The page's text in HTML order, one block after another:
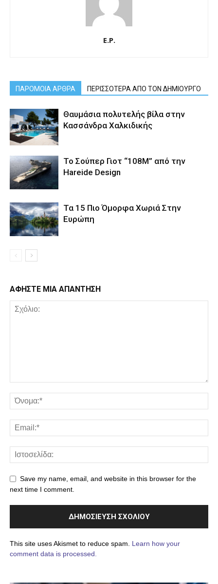
E.P.
ΠΑΡΟΜΟΙΑ ΑΡΘΡΑ ΠΕΡΙΣΣΟΤΕΡΑ ΑΠΟ ΤΟΝ ΔΗΜΙΟΥΡΓΟ
Θαυμάσια πολυτελής βίλα στην
Κασσάνδρα Χαλκιδικής
Το Σούπερ Γιοτ “108Μ” από την
Hareide Design
Τα 15 Πιο Όμορφα Χωριά Στην
Ευρώπη
ΑΦΗΣΤΕ ΜΙΑ ΑΠΑΝΤΗΣΗ
Save my name, email, and website in this browser for the
next time I comment.
This site uses Akismet to reduce spam. Learn how your
comment data is processed.